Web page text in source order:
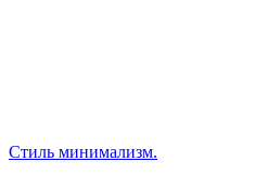
Стиль минимализм.